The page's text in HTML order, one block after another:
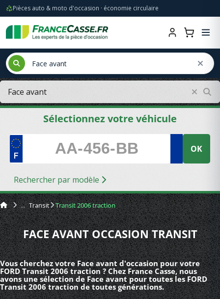
Pièces auto & moto d'occasion · économie circulaire
Sélectionnez votre véhicule
OK
Rechercher par modèle
Transit Transit 2006 traction
FACE AVANT OCCASION TRANSIT
Vous cherchez votre Face avant d'occasion pour votre
FORD Transit 2006 traction ? Chez France Casse, nous
avons une sélection de Face avant pour toutes les FORD
Transit 2006 traction de toutes générations.